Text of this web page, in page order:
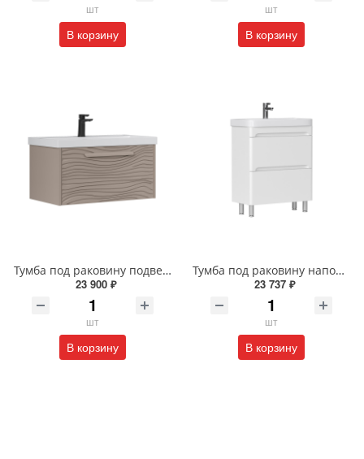
шт
В корзину
шт
В корзину
Тумба под раковину подвесная EQUIL Глеам 80.1Я/Gleam 80.1Y амарок/дуб вотан tpGLEAM80.1Y-25
23 900 ₽
шт
В корзину
Тумба под раковину напольная EQUIL Найс 60 см tnNICE60.2Y-05 белая
23 737 ₽
шт
В корзину